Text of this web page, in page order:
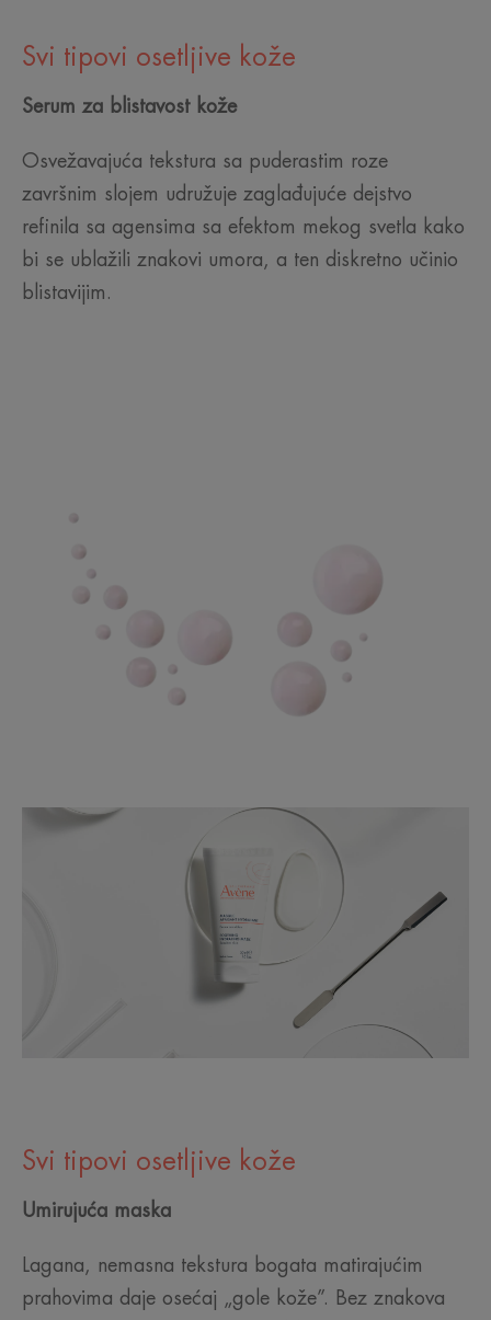
Svi tipovi osetljive kože
Serum za blistavost kože
Osvežavajuća tekstura sa puderastim roze
završnim slojem udružuje zaglađujuće dejstvo
refinila sa agensima sa efektom mekog svetla kako
bi se ublažili znakovi umora, a ten diskretno učinio
blistavijim.
Svi tipovi osetljive kože
Umirujuća maska
Lagana, nemasna tekstura bogata matirajućim
prahovima daje osećaj „gole kože”. Bez znakova